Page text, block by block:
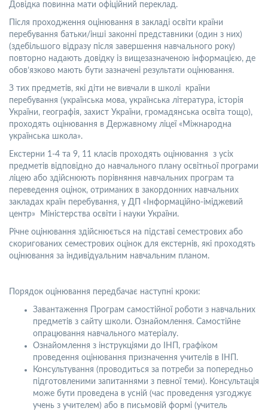
Довідка повинна мати офіційний переклад.
Після проходження оцінювання в закладі освіти країни
перебування батьки/інші законні представники (один з них)
(здебільшого відразу після завершення навчального року)
повторно надають довідку із вищезазначеною інформацією, де
обов’язково мають бути зазначені результати оцінювання.
З тих предметів, які діти не вивчали в школі країни
перебування (українська мова, українська література, історія
України, географія, захист України, громадянська освіта тощо),
проходять оцінювання в Державному ліцеї «Міжнародна
українська школа».
Екстерни 1-4 та 9, 11 класів проходять оцінювання з усіх
предметів відповідно до навчального плану освітньої програми
ліцею або здійснюють порівняння навчальних програм та
переведення оцінок, отриманих в закордонних навчальних
закладах країн перебування, у ДП «Інформаційно-іміджевий
центр» Міністерства освіти і науки України.
Річне оцінювання здійснюється на підставі семестрових або
скоригованих семестрових оцінок для екстернів, які проходять
оцінювання за індивідуальним навчальним планом.
Порядок оцінювання передбачає наступні кроки:
Завантаження Програм самостійної роботи з навчальних
предметів з сайту школи. Ознайомлення. Самостійне
опрацювання навчального матеріалу.
Ознайомлення з інструкціями до ІНП, графіком
проведення оцінювання призначення учителів в ІНП.
Консультування (проводиться за потреби за попередньо
підготовленими запитаннями з певної теми). Консультація
може бути проведена в усній (час проведення узгоджує
учень з учителем) або в письмовій формі (учитель